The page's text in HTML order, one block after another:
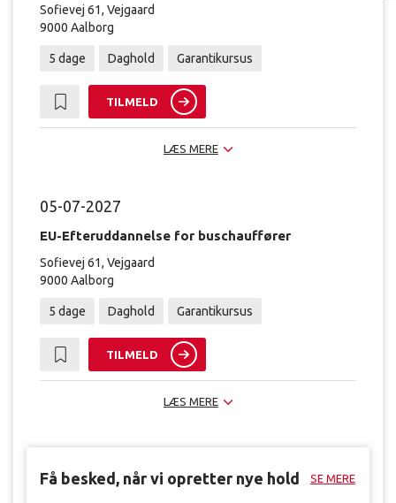
Sofievej 61, Vejgaard
9000 Aalborg
5 dage Daghold Garantikursus
TILMELD
LÆS MERE
05-07-2027
EU-Efteruddannelse for buschauffører
Sofievej 61, Vejgaard
9000 Aalborg
5 dage Daghold Garantikursus
TILMELD
LÆS MERE
Få besked, når vi opretter nye hold SE MERE